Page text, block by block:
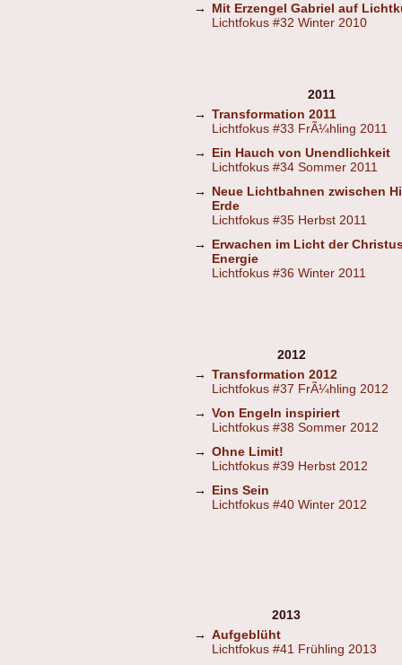
→
Mit Erzengel Gabriel auf
Lichtfokus #32 Winter 2010
2011
→ Transformation 2011
Lichtfokus #33 FrÃ¼hling 2011
→
Ein Hauch von Unendlichkeit
Lichtfokus #34 Sommer 2011
→
Neue Lichtbahnen zwischen
Erde
Lichtfokus #35 Herbst 2011
→
Erwachen im Licht der
Energie
Lichtfokus #36 Winter 2011
2012
→ Transformation 2012
Lichtfokus #37 FrÃ¼hling 2012
→ Von Engeln inspiriert
Lichtfokus #38 Sommer 2012
→ Ohne Limit!
Lichtfokus #39 Herbst 2012
→
Eins Sein
Lichtfokus #40 Winter 2012
2013
→ Aufgeblüht
Lichtfokus #41 Frühling 2013